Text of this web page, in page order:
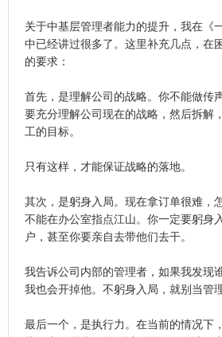
关于中基层管理者能力的提升，我在《
中已经讲过很多了。这里补充几点，在
的要求：
首先，是理解公司的战略。你不能做传
要充分理解公司现在的战略，然后拆解
工的目标。
只有这样，才能保证战略的落地。
其次，是躬身入局。现在拿订单很难，
不能在办公室指点江山。你一定要躬身
户，甚至你要亲自去带他们去干。
我告诉公司内部的管理者，如果我发现
我也会开掉他。不躬身入局，就别当管理
最后一个，是执行力。在当前的情况下